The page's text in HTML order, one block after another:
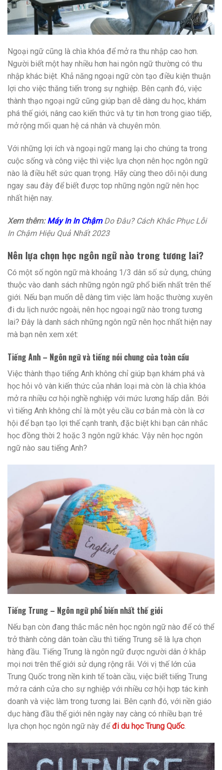
Ngoại ngữ cũng là chìa khóa để mở ra thu nhập cao hơn.
Người biết một hay nhiều hơn hai ngôn ngữ thường có thu
nhập khác biệt. Khả năng ngoại ngữ còn tạo điều kiện thuận
lợi cho việc thăng tiến trong sự nghiệp. Bên cạnh đó, việc
thành thạo ngoại ngữ cũng giúp bạn dễ dàng du học, khám
phá thế giới, nâng cao kiến thức và tự tin hơn trong giao tiếp,
mở rộng mối quan hệ cá nhân và chuyên môn.
Với những lợi ích và ngoại ngữ mang lại cho chúng ta trong
cuộc sống và công việc thì việc lựa chọn nên học ngôn ngữ
nào là điều hết sức quan trọng. Hãy cùng theo dõi nội dung
ngay sau đây để biết được top những ngôn ngữ nên học
nhất hiện nay.
Xem thêm:Máy In In ChậmDo Đâu? Cách Khắc Phục Lỗi
In Chậm Hiệu Quả Nhất 2023
Nên lựa chọn học ngôn ngữ nào trong tương lai?
Có một số ngôn ngữ mà khoảng 1/3 dân số sử dụng, chúng
thuộc vào danh sách những ngôn ngữ phổ biến nhất trên thế
giới. Nếu bạn muốn dễ dàng tìm việc làm hoặc thường xuyên
đi du lịch nước ngoài, nên học ngoại ngữ nào trong tương
lai? Đây là danh sách những ngôn ngữ nên học nhất hiện nay
mà bạn nên xem xét:
Tiếng Anh – Ngôn ngữ và tiếng nói chung của toàn cầu
Việc thành thạo tiếng Anh không chỉ giúp bạn khám phá và
học hỏi vô vàn kiến thức của nhân loại mà còn là chìa khóa
mở ra nhiều cơ hội nghề nghiệp với mức lương hấp dẫn. Bởi
vì tiếng Anh không chỉ là một yêu cầu cơ bản mà còn là cơ
hội để bạn tạo lợi thế cạnh tranh, đặc biệt khi bạn cân nhắc
học đồng thời 2 hoặc 3 ngôn ngữ khác. Vậy nên học ngôn
ngữ nào sau tiếng Anh?
Tiếng Trung – Ngôn ngữ phổ biến nhất thế giới
Nếu bạn còn đang thắc mắc nên học ngôn ngữ nào để có thể
trở thành công dân toàn cầu thì tiếng Trung sẽ là lựa chọn
hàng đầu. Tiếng Trung là ngôn ngữ được người dân ở khắp
mọi nơi trên thế giới sử dụng rộng rãi. Với vị thế lớn của
Trung Quốc trong nền kinh tế toàn cầu, việc biết tiếng Trung
mở ra cánh cửa cho sự nghiệp với nhiều cơ hội hợp tác kinh
doanh và việc làm trong tương lai. Bên cạnh đó, với nền giáo
dục hàng đầu thế giới nên ngày nay càng có nhiều bạn trẻ
lựa chọn học ngôn ngữ này đểđi du học Trung Quốc.